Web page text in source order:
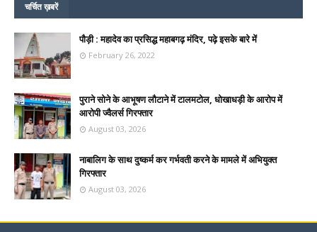
चर्चित ख़बरें
पौड़ी : महादेव का प्रसिद्ध महाबगढ़ मंदिर, पढ़े इसके बारे में
February 26, 2022
पुराने सोने के आभूषण लौटाने में टालमटोल, धोखाधड़ी के आरोप में
आरोपी ज्वैलर्स गिरफ्तार
August 03, 2026
नाबालिग के साथ दुष्कर्म कर गर्भवती करने के मामले में अभियुक्त
गिरफ्तार
August 03, 2026